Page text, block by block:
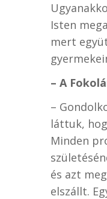
Isten
mert
– A
–
láttuk,
Minden
és azt
elszállt.